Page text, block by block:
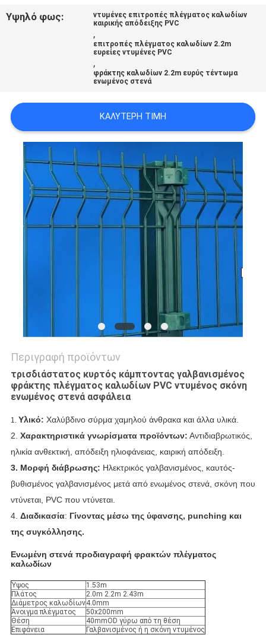
ΕΙΔΉΣΕΙΣ
Υψηλό φως:
ντυμένες επιτροπές πλέγματος καλωδίων
καιρικής απόδειξης PVC
,
επιτροπές πλέγματος καλωδίων 2.2m
ευρείες ντυμένες PVC
,
φράκτης καλωδίων 2.2m ευρύς τέντωμα
ενωμένος στενά
ΚΑΛΎΤΕΡΗ ΤΙΜΉ
Περιγραφή προϊόντων
τρισδιάστατος κυρτός κάμπτοντας γαλβανισμένος
φράκτης πλέγματος καλωδίων PVC ντυμένος σκόνη
ενωμένος στενά ασφάλεια
1. Υλικό: Χαλύβδινο σύρμα χαμηλού άνθρακα και άλλα υλικά.
2. Χαρακτηριστικά γνωρίσματα προϊόντων: Αντιδιαβρωτικός,
ηλικία ανθεκτική, απόδειξη ηλιοφάνειας, καιρική απόδειξη.
3. Μορφή διάβρωσης: Ηλεκτρικός γαλβανισμένος, καυτός-
βυθισμένος γαλβανισμένος μετά από ενωμένος στενά, σκόνη που
ντύνεται, PVC που ντύνεται.
4. Διαδικασία: Γίνοντας μέσω της ύφανσης, punching και
της συγκόλλησης.
Ενωμένη στενά προδιαγραφή φρακτών πλέγματος
καλωδίων
Ύψος
1.53m
Πλάτος
2.0m 2.2m 2.43m
Διάμετρος καλωδίων4.0mm
Άνοιγμα πλέγματος
50x200mm
Θέση
40mmOD γύρω από τη θέση
Επιφάνεια
Γαλβανισμένος ή η σκόνη ντυμένος